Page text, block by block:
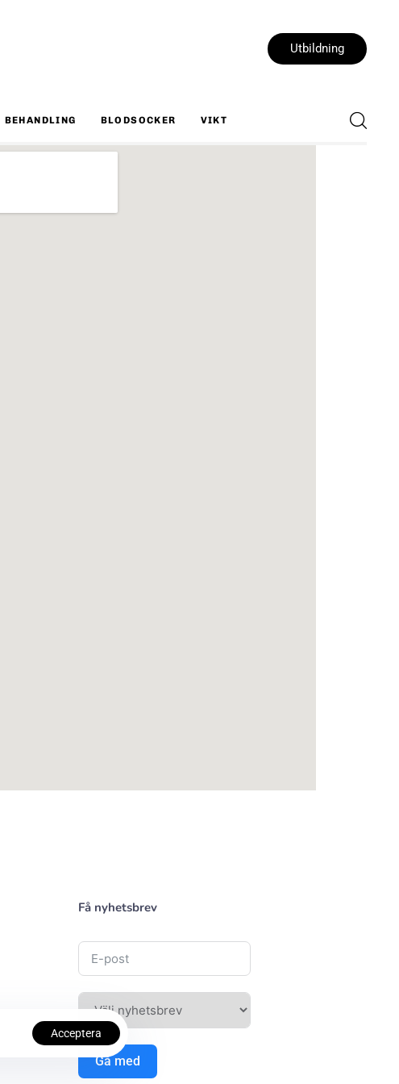
Utbildning
BEHANDLING BLODSOCKER VIKT
Få nyhetsbrev
Gå med
Acceptera